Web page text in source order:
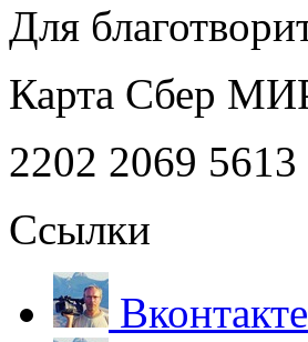
Для
Карта Сбер
2202 2069 5613
Ссылки
Вконтакте